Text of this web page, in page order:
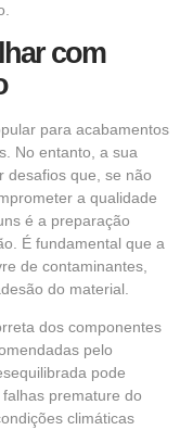
com
para acabamentos
No entanto, a sua
desafios que, se não
a qualidade
é a preparação
É fundamental que a
de contaminantes,
do material.
dos componentes
pelo
pode
premature do
climáticas